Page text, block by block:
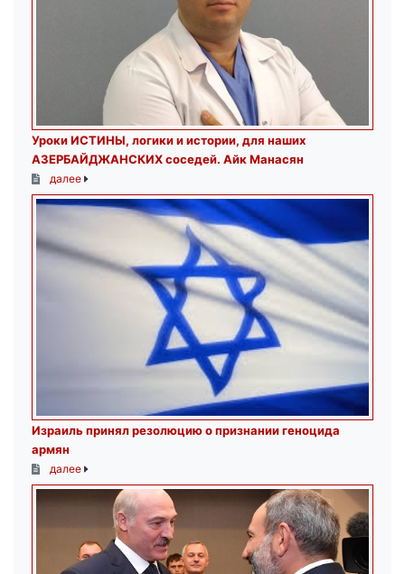
Уроки ИСТИНЫ, логики и истории, для наших
АЗЕРБАЙДЖАНСКИХ соседей. Айк Манасян
далее
Израиль принял резолюцию о признании геноцида
армян
далее